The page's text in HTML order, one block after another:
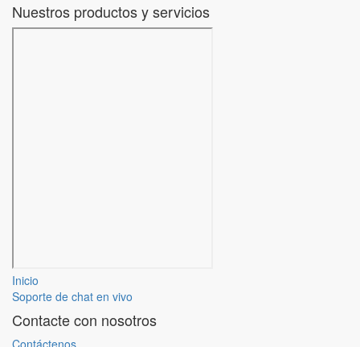
Nuestros productos y servicios
Inicio
Soporte de chat en vivo
Contacte con nosotros
Contáctenos